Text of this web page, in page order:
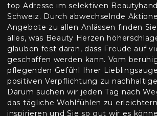
top Adresse im selektiven
Schweiz. Durch abwechselnde
Angebote zu allen Anlässen finden
alles, was Beauty Herzen
glauben fest daran, dass Freude auf
geschaffen werden kann. Vom
pflegenden Gefühl Ihrer
positiven Verpflichtung zu
Darum suchen wir jeden Tag nach
das tägliche Wohlfühlen zu
inspirieren und Sie so gut wir es